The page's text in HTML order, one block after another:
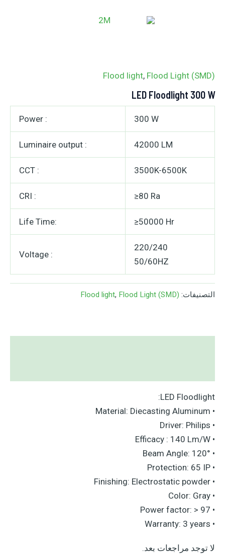
Flood light, Flood Light (SMD)
LED Floodlight 300 W
Power : 300 W
Luminaire output : 42000 LM
CCT : 3500K-6500K
CRI : ≥80 Ra
Life Time: ≥50000 Hr
Voltage :
220/240
50/60HZ
التصنيفات: Flood light, Flood Light (SMD)
LED Floodlight:
• Material: Diecasting Aluminum
• Driver: Philips
• Efficacy : 140 Lm/W
• Beam Angle: 120°
• Protection: 65 IP
• Finishing: Electrostatic powder
• Color: Gray
• Power factor: > 97
• Warranty: 3 years
لا توجد مراجعات بعد.